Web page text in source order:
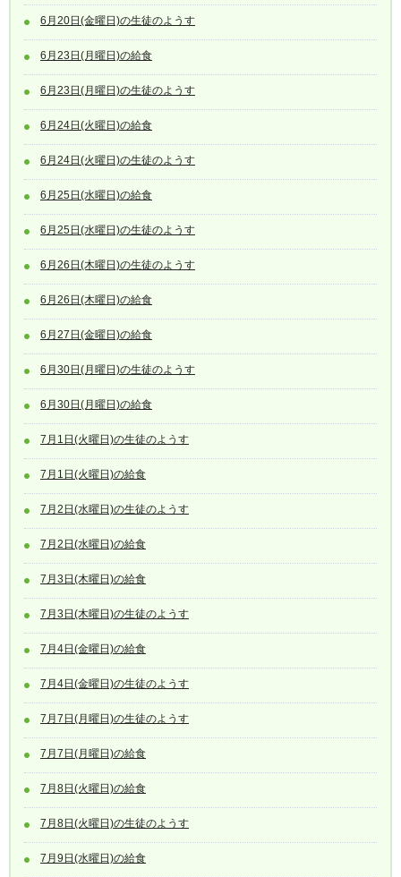
6月20日(金曜日)の生徒のようす
6月23日(月曜日)の給食
6月23日(月曜日)の生徒のようす
6月24日(火曜日)の給食
6月24日(火曜日)の生徒のようす
6月25日(水曜日)の給食
6月25日(水曜日)の生徒のようす
6月26日(木曜日)の生徒のようす
6月26日(木曜日)の給食
6月27日(金曜日)の給食
6月30日(月曜日)の生徒のようす
6月30日(月曜日)の給食
7月1日(火曜日)の生徒のようす
7月1日(火曜日)の給食
7月2日(水曜日)の生徒のようす
7月2日(水曜日)の給食
7月3日(木曜日)の給食
7月3日(木曜日)の生徒のようす
7月4日(金曜日)の給食
7月4日(金曜日)の生徒のようす
7月7日(月曜日)の生徒のようす
7月7日(月曜日)の給食
7月8日(火曜日)の給食
7月8日(火曜日)の生徒のようす
7月9日(水曜日)の給食